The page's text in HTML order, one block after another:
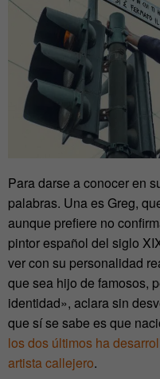
Para darse a conocer en
palabras. Una es Greg,
aunque prefiere no
pintor español del siglo
ver con su personalidad
que sea hijo de famosos,
identidad», aclara sin
que sí se sabe es que
los dos últimos ha
artista callejero.